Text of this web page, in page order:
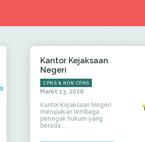
Kantor Kejaksaan
Negeri
CPNS & NON CPNS
Maret 13, 2026
Kantor Kejaksaan Negeri
merupakan lembaga
penegak hukum yang
berada...